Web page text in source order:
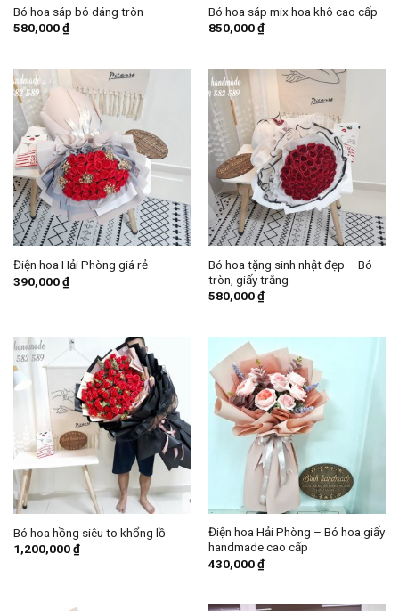
Bó hoa sáp bó dáng tròn
580,000₫
Bó hoa sáp mix hoa khô cao cấp
850,000₫
Điện hoa Hải Phòng giá rẻ
390,000₫
Bó hoa tặng sinh nhật đẹp – Bó
tròn, giấy trắng
580,000₫
Bó hoa hồng siêu to khổng lồ
1,200,000₫
Điện hoa Hải Phòng – Bó hoa giấy
handmade cao cấp
430,000₫